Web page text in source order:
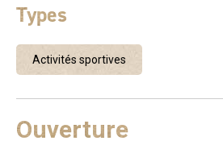
Types
Activités sportives
Ouverture